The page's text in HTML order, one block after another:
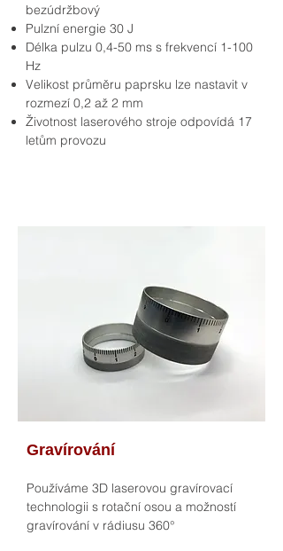
bezúdržbový
Pulzní energie 30 J
Délka pulzu 0,4-50 ms s frekvencí 1-100
Hz
Velikost průměru paprsku lze nastavit v
rozmezí 0,2 až 2 mm
Životnost laserového stroje odpovídá 17
letům provozu
Gravírování
Používáme 3D laserovou gravírovací
technologii s rotační osou a možností
gravírování v rádiusu 360°